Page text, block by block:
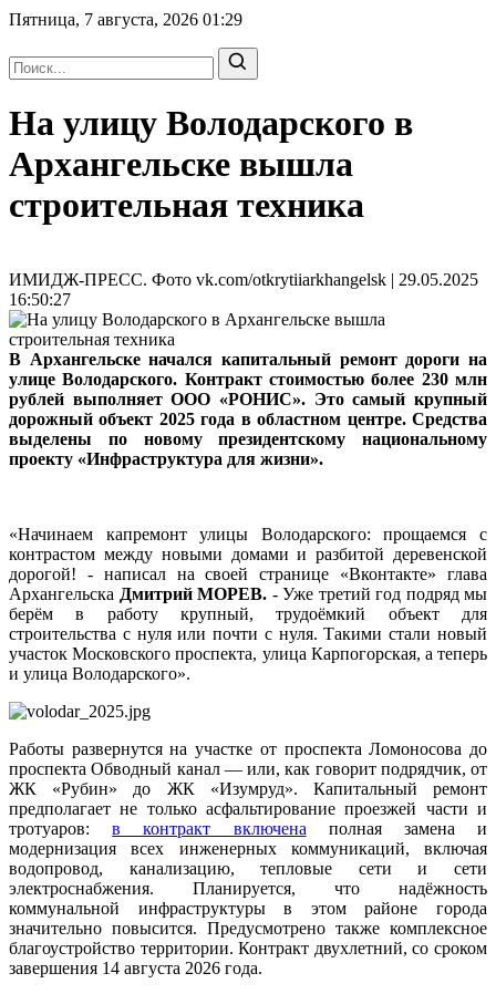
Пятница, 7 августа, 2026 01:29
На улицу Володарского в
Архангельске вышла
строительная техника
ИМИДЖ-ПРЕСС. Фото vk.com/otkrytiiarkhangelsk | 29.05.2025
16:50:27
В Архангельске начался капитальный ремонт дороги на
улице Володарского. Контракт стоимостью более 230 млн
рублей выполняет ООО «РОНИС». Это самый крупный
дорожный объект 2025 года в областном центре. Средства
выделены по новому президентскому национальному
проекту «Инфраструктура для жизни».
«Начинаем капремонт улицы Володарского: прощаемся с
контрастом между новыми домами и разбитой деревенской
дорогой! - написал на своей странице «Вконтакте» глава
Архангельска Дмитрий МОРЕВ. - Уже третий год подряд мы
берём в работу крупный, трудоёмкий объект для
строительства с нуля или почти с нуля. Такими стали новый
участок Московского проспекта, улица Карпогорская, а теперь
и улица Володарского».
Работы развернутся на участке от проспекта Ломоносова до
проспекта Обводный канал — или, как говорит подрядчик, от
ЖК «Рубин» до ЖК «Изумруд». Капитальный ремонт
предполагает не только асфальтирование проезжей части и
тротуаров:в контракт включена полная замена и
модернизация всех инженерных коммуникаций, включая
водопровод, канализацию, тепловые сети и сети
электроснабжения. Планируется, что надёжность
коммунальной инфраструктуры в этом районе города
значительно повысится. Предусмотрено также комплексное
благоустройство территории. Контракт двухлетний, со сроком
завершения 14 августа 2026 года.